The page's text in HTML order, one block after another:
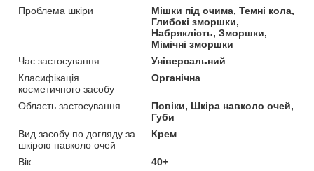
Проблема шкіри
Мішки під очима, Темні кола,
Глибокі зморшки,
Набряклість, Зморшки,
Мімічні зморшки
Час застосування
Універсальний
Класифікація
косметичного засобу
Органічна
Область застосування
Повіки, Шкіра навколо очей,
Губи
Вид засобу по догляду за
шкірою навколо очей
Крем
Вік
40+